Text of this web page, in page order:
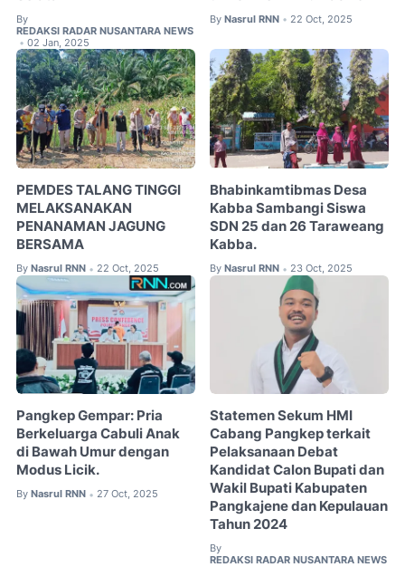
By
REDAKSI RADAR NUSANTARA NEWS
• 02 Jan, 2025
By Nasrul RNN • 22 Oct, 2025
PEMDES TALANG TINGGI
MELAKSANAKAN
PENANAMAN JAGUNG
BERSAMA
By Nasrul RNN • 22 Oct, 2025
Bhabinkamtibmas Desa
Kabba Sambangi Siswa
SDN 25 dan 26 Taraweang
Kabba.
By Nasrul RNN • 23 Oct, 2025
Pangkep Gempar: Pria
Berkeluarga Cabuli Anak
di Bawah Umur dengan
Modus Licik.
By Nasrul RNN • 27 Oct, 2025
Statemen Sekum HMI
Cabang Pangkep terkait
Pelaksanaan Debat
Kandidat Calon Bupati dan
Wakil Bupati Kabupaten
Pangkajene dan Kepulauan
Tahun 2024
By
REDAKSI RADAR NUSANTARA NEWS